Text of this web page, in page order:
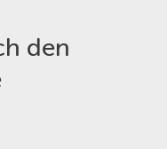
den